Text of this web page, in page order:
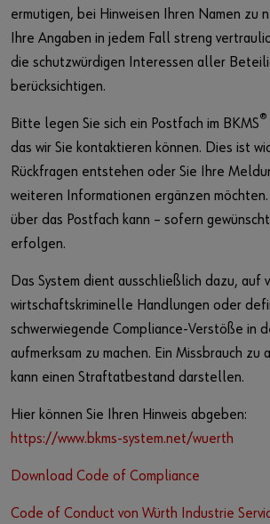
ermutigen, bei Hinweisen Ihren Namen zu
Ihre Angaben in jedem Fall streng
die schutzwürdigen Interessen aller
berücksichtigen.
Bitte legen Sie sich ein Postfach im BKMS®
das wir Sie kontaktieren können. Dies ist
Rückfragen entstehen oder Sie Ihre
weiteren Informationen ergänzen
über das Postfach kann – sofern
erfolgen.
Das System dient ausschließlich dazu, auf
wirtschaftskriminelle Handlungen oder
schwerwiegende Compliance-Verstöße in
aufmerksam zu machen. Ein Missbrauch zu
kann einen Straftatbestand darstellen.
Hier können Sie Ihren Hinweis abgeben:
https://www.bkms-system.net/wuerth
Download Code of Compliance
Code of Conduct von Würth Industrie